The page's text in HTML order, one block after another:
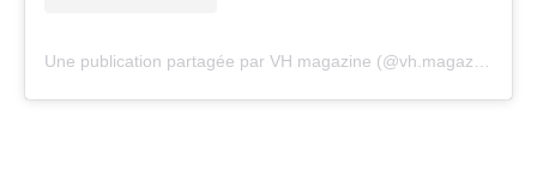
Une publication partagée par VH magazine (@vh.magazine)